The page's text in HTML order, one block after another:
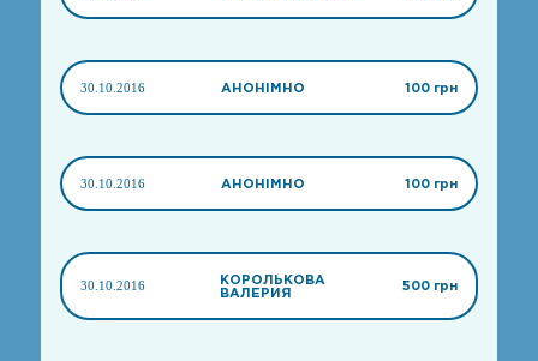
30.10.2016 АНОНІМНО 100 грн
30.10.2016 АНОНІМНО 100 грн
30.10.2016
КОРОЛЬКОВА
ВАЛЕРИЯ
500 грн